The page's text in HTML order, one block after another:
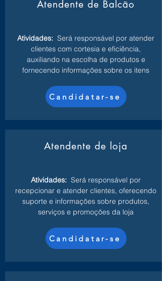
Atendente de Balcão
Atividades: Será responsável por atender
clientes com cortesia e eficiência,
auxiliando na escolha de produtos e
fornecendo informações sobre os itens
Candidatar-se
Atendente de loja
Atividades: Será responsável por
recepcionar e atender clientes, oferecendo
suporte e informações sobre produtos,
serviços e promoções da loja
Candidatar-se